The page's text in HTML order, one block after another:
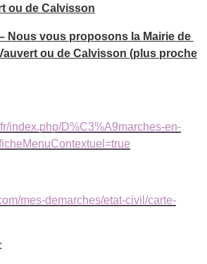
ou de Calvisson
Nous vous proposons la Mairie de
ou de Calvisson (plus proche
index.php/D%C3%A9marches-en-
mes-demarches/etat-civil/carte-